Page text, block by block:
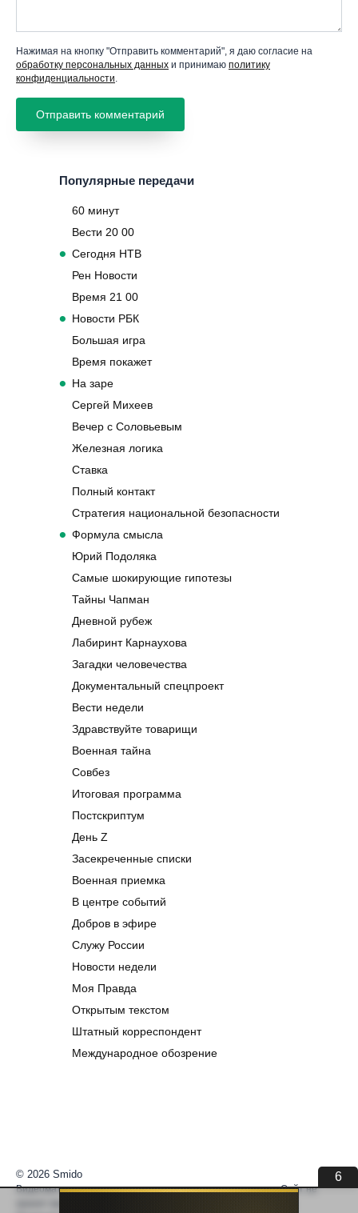
Нажимая на кнопку "Отправить комментарий", я даю согласие на
обработку персональных данных и принимаю политику
конфиденциальности.
Популярные передачи
60 минут
Вести 20 00
Сегодня НТВ
Рен Новости
Время 21 00
Новости РБК
Большая игра
Время покажет
На заре
Сергей Михеев
Вечер с Соловьевым
Железная логика
Ставка
Полный контакт
Стратегия национальной безопасности
Формула смысла
Юрий Подоляка
Самые шокирующие гипотезы
Тайны Чапман
Дневной рубеж
Лабиринт Карнаухова
Загадки человечества
Документальный спецпроект
Вести недели
Здравствуйте товарищи
Военная тайна
Совбез
Итоговая программа
Постскриптум
День Z
Засекреченные списки
Военная приемка
В центре событий
Добров в эфире
Служу России
Новости недели
Моя Правда
Открытым текстом
Штатный корреспондент
Международное обозрение
6
© 2026 Smido
Видеоматериалы встраиваются из открытых источников. Сайт не